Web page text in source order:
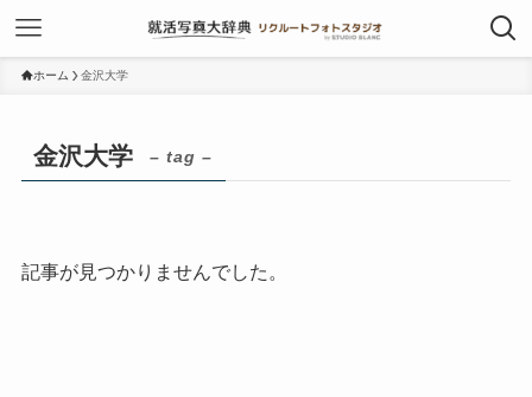
ホーム 金沢大学
金沢大学 – tag –
記事が見つかりませんでした。